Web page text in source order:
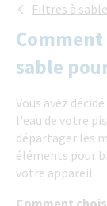
Filtres à sable
sable
Vous avez
l'eau de votre
départager les
éléments pour
votre appareil.
Comment